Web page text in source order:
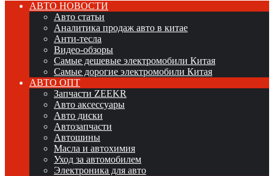
АВТО НОВОСТИ
Авто статьи
Аналитика продаж авто в китае
Анти-тесла
Видео-обзоры
Самые дешевые электромобили Китая
Самые дорогие электромобили Китая
АВТО ОПТ
Запчасти ZEEKR
Авто аксессуары
Авто диски
Автозапчасти
Автошины
Масла и автохимия
Уход за автомобилем
Электроника для авто